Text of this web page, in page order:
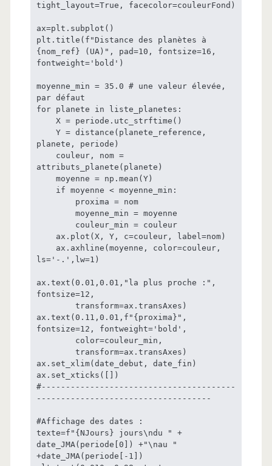
tight_layout=True, facecolor=couleurFond)
ax=plt.subplot()
plt.title(f"Distance des planètes à
{nom_ref} (UA)", pad=10, fontsize=16,
fontweight='bold')
moyenne_min = 35.0 # une valeur élevée,
par défaut
for planete in liste_planetes:
planete, periode)
attributs_planete(planete)
ls='-.',lw=1)
ax.text(0.01,0.01,"la plus proche :",
fontsize=12,
ax.text(0.11,0.01,f"{proxima}",
fontsize=12, fontweight='bold',
ax.set_xlim(date_debut, date_fin)
ax.set_xticks([])
#----------------------------------------
------------------------------------
#Affichage des dates :
texte=f"{NJours} jours\ndu " +
date_JMA(periode[0]) +"\nau "
+date_JMA(periode[-1])